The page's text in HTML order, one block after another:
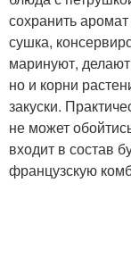
сохранить
сушка,
маринуют,
но и корни
закуски.
не может
входит в состав
французскую